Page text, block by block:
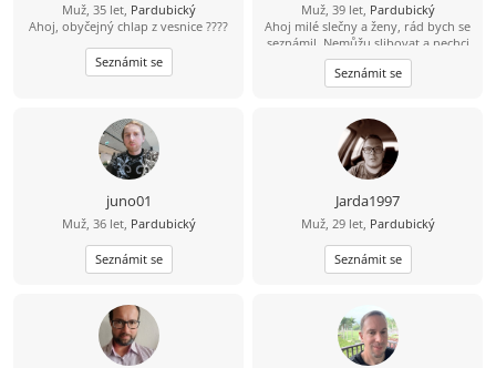
Muž, 35 let, Pardubický
Ahoj, obyčejný chlap z vesnice ????
Seznámit se
Muž, 39 let, Pardubický
Ahoj milé slečny a ženy, rád bych se
seznámil. Nemůžu slibovat a nechci
hory doly a modré z nebes. To, jaký
vztah se časem vyvine, ukáže až
osobní schůzka a čas. Jsem
možná o něco víc, než je normální.
Rád jezdím a trávím čas u vody,
paddleboard mám v oblibě atd.
Mám rád procházky, výlety autem,
případně bych rád někdy i
zakempoval a podle možností
přenocoval v přírodě v autě. Mám
rád hudbu, ta mi dává energii. Z
filmů mě baví sci-fi, fantasy,
dobrodružné a podle skutečné
hororů, ty mě nebaví. Pokud máš
další otázky a chtěla by ses seznámit,
budu rád. Zatím ahoj .
Seznámit se
juno01
Muž, 36 let, Pardubický
Seznámit se
Jarda1997
Muž, 29 let, Pardubický
Seznámit se